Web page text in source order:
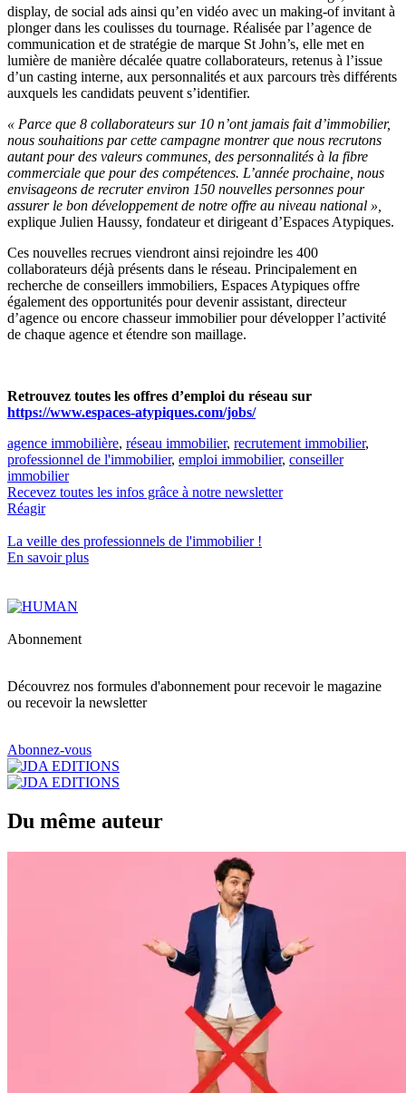
display, de social ads ainsi qu’en vidéo avec un making-of invitant à
plonger dans les coulisses du tournage. Réalisée par l’agence de
communication et de stratégie de marque St John’s, elle met en
lumière de manière décalée quatre collaborateurs, retenus à l’issue
d’un casting interne, aux personnalités et aux parcours très différents
auxquels les candidats peuvent s’identifier.
« Parce que 8 collaborateurs sur 10 n’ont jamais fait d’immobilier,
nous souhaitions par cette campagne montrer que nous recrutons
autant pour des valeurs communes, des personnalités à la fibre
commerciale que pour des compétences. L’année prochaine, nous
envisageons de recruter environ 150 nouvelles personnes pour
assurer le bon développement de notre offre au niveau national »,
explique Julien Haussy, fondateur et dirigeant d’Espaces Atypiques.
Ces nouvelles recrues viendront ainsi rejoindre les 400
collaborateurs déjà présents dans le réseau. Principalement en
recherche de conseillers immobiliers, Espaces Atypiques offre
également des opportunités pour devenir assistant, directeur
d’agence ou encore chasseur immobilier pour développer l’activité
de chaque agence et étendre son maillage.
Retrouvez toutes les offres d’emploi du réseau sur
https://www.espaces-atypiques.com/jobs/
agence immobilière, réseau immobilier, recrutement immobilier,
professionnel de l'immobilier, emploi immobilier, conseiller
immobilier
Recevez toutes les infos grâce à notre newsletter
Réagir
La veille des professionnels de l'immobilier!
En savoir plus
Abonnement
Découvrez nos formules d'abonnement pour recevoir le magazine
ou recevoir la newsletter
Abonnez-vous
Du même auteur